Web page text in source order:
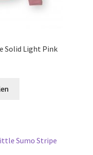
Solid Light Pink
auf.